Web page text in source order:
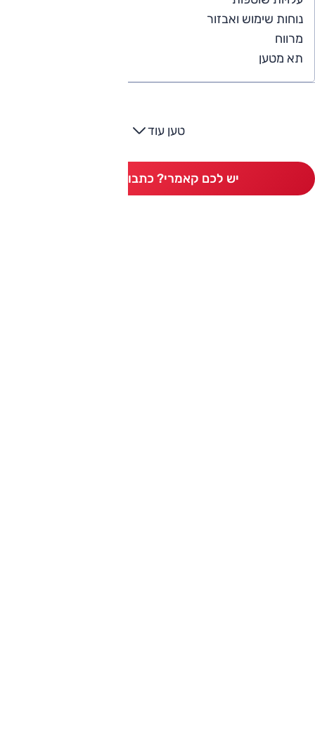
נוחות שימוש ואבזור
מרווח
תא מטען
טען עוד
יש לכם קאמרי? כתבו חוות דעת